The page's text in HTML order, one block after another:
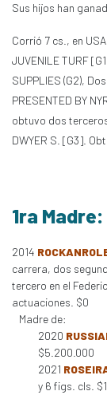
Sus hijos han
Corrió 7 cs., en
JUVENILE TURF
SUPPLIES (G2),
PRESENTED BY
obtuvo dos terceros
DWYER S. [G3].
1ra Madre:
2014
carrera, dos
tercero en el
actuaciones. $0
Madre de:
2020
$5.200.000
2021
y 6 figs. cls.